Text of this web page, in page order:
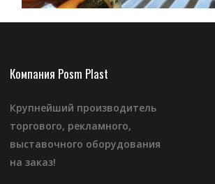
Компания Posm Plast
Крупнейший производитель
торгового, рекламного,
выставочного оборудования
на заказ!